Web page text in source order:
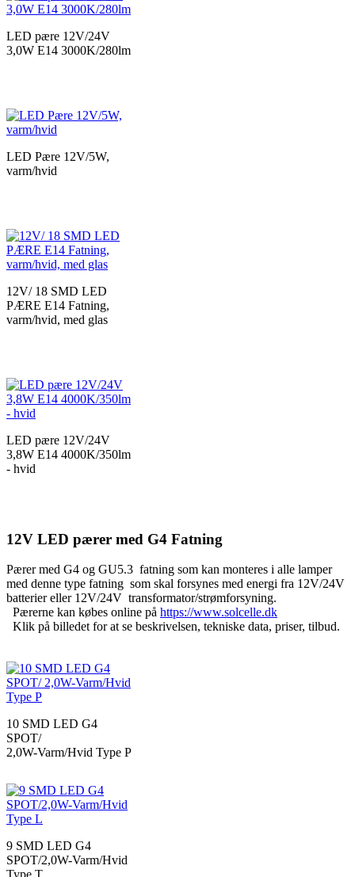
LED pære 12V/24V
3,0W E14 3000K/280lm
LED Pære 12V/5W,
varm/hvid
12V/ 18 SMD LED
PÆRE E14 Fatning,
varm/hvid, med glas
LED pære 12V/24V
3,8W E14 4000K/350lm
- hvid
12V LED pærer med G4 Fatning
Pærer med G4 og GU5.3 fatning som kan monteres i alle lamper
med denne type fatning som skal forsynes med energi fra 12V/24V
batterier eller 12V/24V transformator/strømforsyning.
Pærerne kan købes online på https://www.solcelle.dk
Klik på billedet for at se beskrivelsen, tekniske data, priser, tilbud.
10 SMD LED G4
SPOT/
2,0W-Varm/Hvid Type P
9 SMD LED G4
SPOT/2,0W-Varm/Hvid